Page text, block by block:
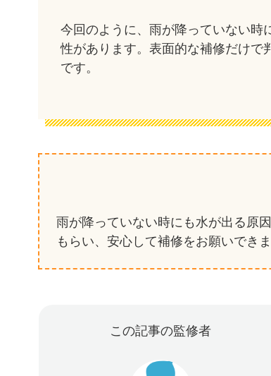
今回のように、雨が降っていない時
性があります。表面的な補修だけで
です。
雨が降っていない時にも水が出る原
もらい、安心して補修をお願いできま
この記事の監修者